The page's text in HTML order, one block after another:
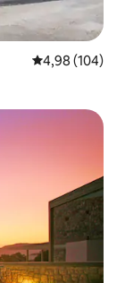
Средна
4,98 (104)